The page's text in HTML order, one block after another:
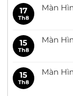
Toyota
Innova
luận
ở
Toyota
Fortuner
17
Th8
Màn
luận
ở
Honda
Civic
15
Th8
Màn
luận
ở
15
Th8
Màn